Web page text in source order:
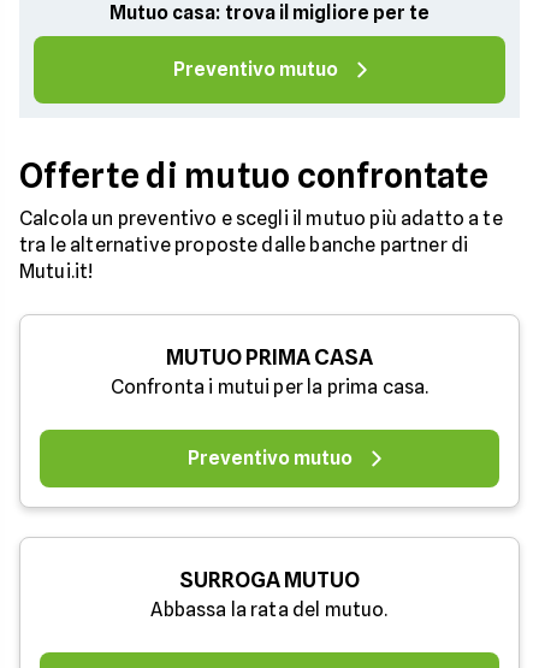
Mutuo casa: trova il migliore per te
Preventivo mutuo
Offerte di mutuo confrontate
Calcola un preventivo e scegli il mutuo più adatto a te
tra le alternative proposte dalle banche partner di
Mutui.it!
MUTUO PRIMA CASA
Confronta i mutui per la prima casa.
Preventivo mutuo
SURROGA MUTUO
Abbassa la rata del mutuo.